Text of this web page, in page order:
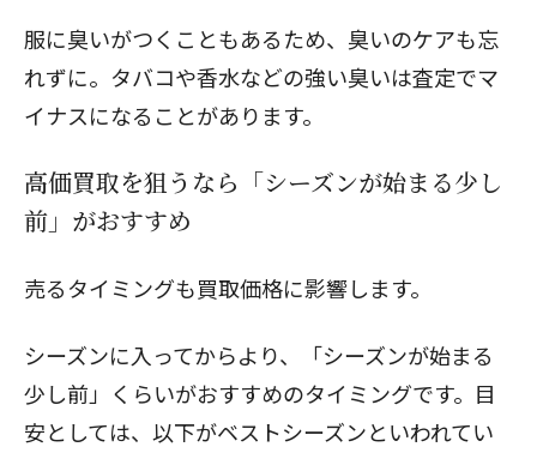
服に臭いがつくこともあるため、臭いのケアも忘
れずに。タバコや香水などの強い臭いは査定でマ
イナスになることがあります。
高価買取を狙うなら「シーズンが始まる少し
前」がおすすめ
売るタイミングも買取価格に影響します。
シーズンに入ってからより、「シーズンが始まる
少し前」くらいがおすすめのタイミングです。目
安としては、以下がベストシーズンといわれてい